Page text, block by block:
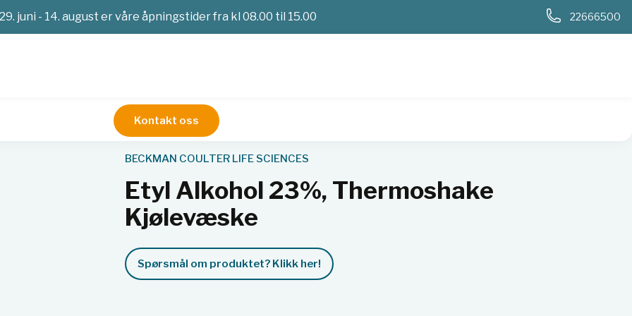
29. juni - 14. august er våre åpningstider fra kl 08.00 til 15.00 22666500
Kontakt oss
Etyl Alkohol 23%, Thermoshake Kjølevæske
BECKMAN COULTER LIFE SCIENCES
Etyl Alkohol 23%, Thermoshake
Kjølevæske
Spørsmål om produktet? Klikk her!